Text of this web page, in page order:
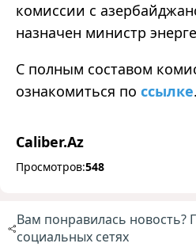
комиссии с
назначен министр
С полным составом
ознакомиться по ссылке.
Caliber.Az
Просмотров:548
Вам понравилась новость?
социальных сетях